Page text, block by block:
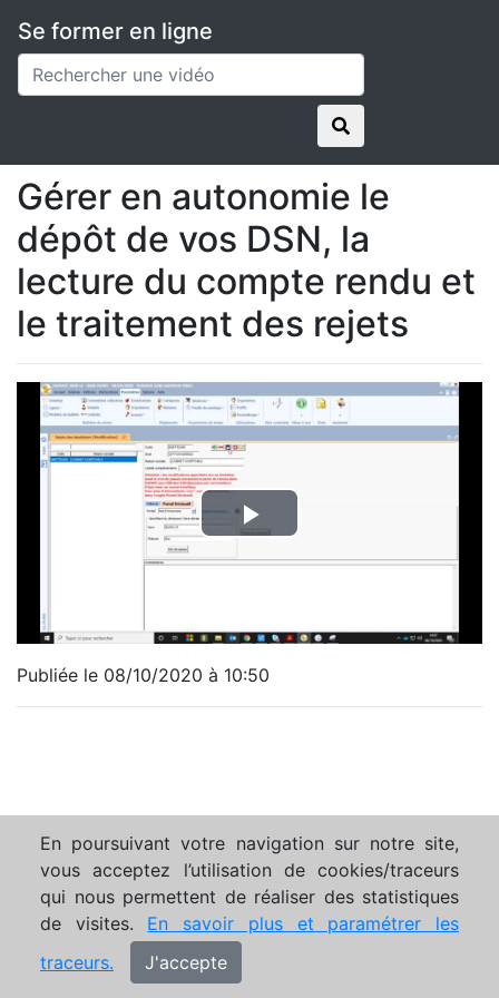
Se former en ligne
Applications ISAPAYE
Gérer en autonomie le dépôt de vos DSN, la lecture
du compte rendu et le traitement des rejets
Gérer en autonomie le
dépôt de vos DSN, la
lecture du compte rendu et
le traitement des rejets
Publiée le 08/10/2020 à 10:50
Mentions légales
En poursuivant votre navigation sur notre site,
vous acceptez l’utilisation de cookies/traceurs
qui nous permettent de réaliser des statistiques
de visites. En savoir plus et paramétrer les
traceurs.
J'accepte